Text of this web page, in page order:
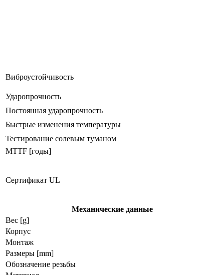
Виброустойчивость
Ударопрочность
Постоянная ударопрочность
Быстрые изменения температуры
Тестирование солевым туманом
MTTF [годы]
Сертификат UL
Механические данные
Вес [g]
Корпус
Монтаж
Размеры [mm]
Обозначение резьбы